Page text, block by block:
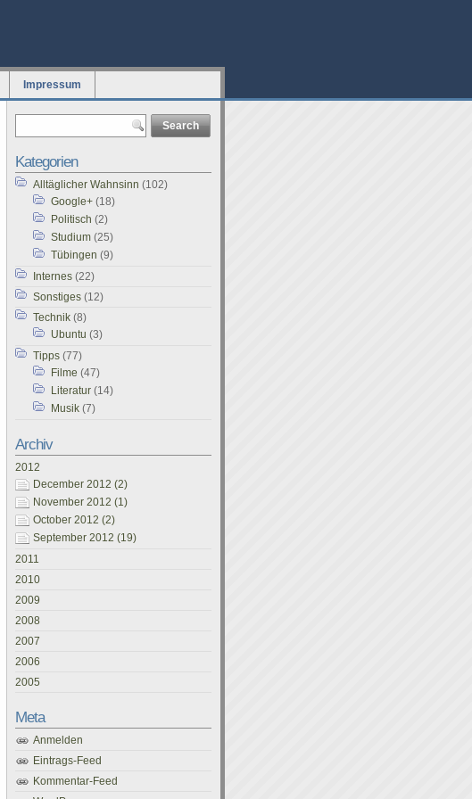
Impressum
Kategorien
Alltäglicher Wahnsinn (102)
Google+ (18)
Politisch (2)
Studium (25)
Tübingen (9)
Internes (22)
Sonstiges (12)
Technik (8)
Ubuntu (3)
Tipps (77)
Filme (47)
Literatur (14)
Musik (7)
Archiv
2012
December 2012 (2)
November 2012 (1)
October 2012 (2)
September 2012 (19)
2011
2010
2009
2008
2007
2006
2005
Meta
Anmelden
Eintrags-Feed
Kommentar-Feed